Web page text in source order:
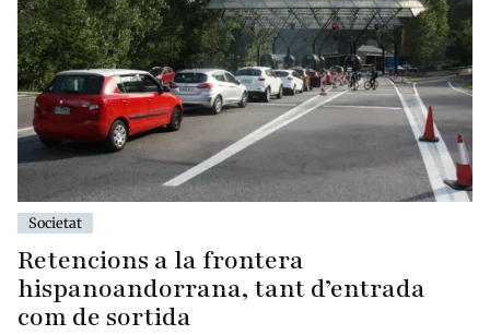
Societat
Retencions a la frontera
hispanoandorrana, tant d’entrada
com de sortida